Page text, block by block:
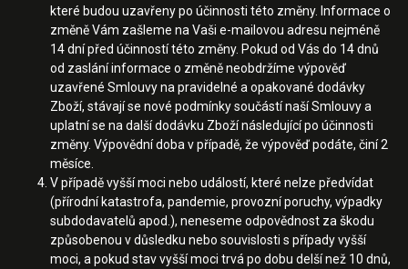
které budou uzavřeny po účinnosti této změny. Informace o
změně Vám zašleme na Vaši e-mailovou adresu nejméně
14 dní před účinností této změny. Pokud od Vás do 14 dnů
od zaslání informace o změně neobdržíme výpověď
uzavřené Smlouvy na pravidelné a opakované dodávky
Zboží, stávají se nové podmínky součástí naší Smlouvy a
uplatní se na další dodávku Zboží následující po účinnosti
změny. Výpovědní doba v případě, že výpověď podáte, činí 2
měsíce.
V případě vyšší moci nebo událostí, které nelze předvídat
(přírodní katastrofa, pandemie, provozní poruchy, výpadky
subdodavatelů apod.), neneseme odpovědnost za škodu
způsobenou v důsledku nebo souvislosti s případy vyšší
moci, a pokud stav vyšší moci trvá po dobu delší než 10 dnů,